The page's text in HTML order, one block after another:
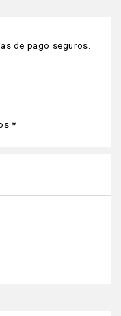
de pago seguros.
*